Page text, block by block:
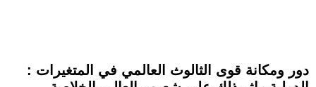
: دور ومكانة قوى الثالوث العالمي في المتغيرات